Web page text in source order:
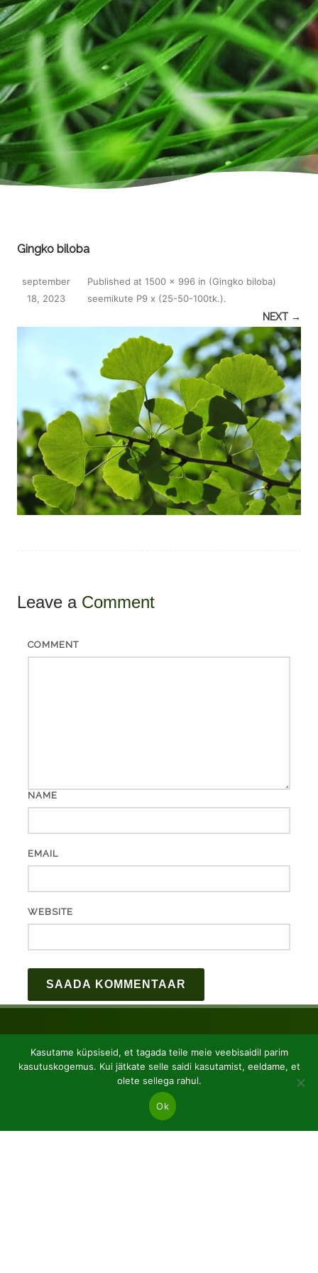
Gingko biloba
Published
september
18, 2023
at 1500 × 996 in (Gingko biloba)
seemikute P9 x (25-50-100tk.).
NEXT →
Leave a Comment
COMMENT
NAME
EMAIL
WEBSITE
Kasutame küpsiseid, et tagada teile meie veebisaidil parim
kasutuskogemus. Kui jätkate selle saidi kasutamist, eeldame, et
olete sellega rahul.
Ok